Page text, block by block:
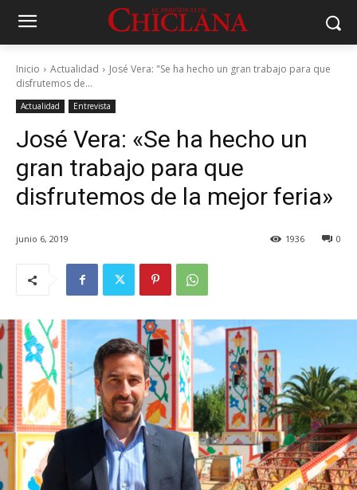
Inicio Actualidad
José Vera: "Se ha hecho un gran trabajo para que
disfrutemos de...
Actualidad Entrevista
José Vera: «Se ha hecho un
gran trabajo para que
disfrutemos de la mejor feria»
junio 6, 2019 0
1936